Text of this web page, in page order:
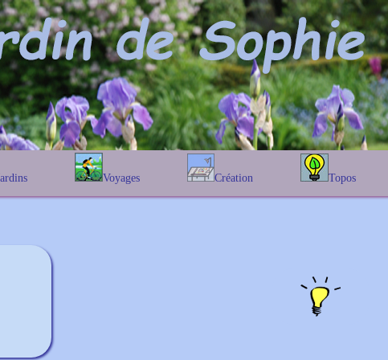
Voyages
En Belgique
Création
Prairies fleuries
Topos
Les chênes
Les Euonymus